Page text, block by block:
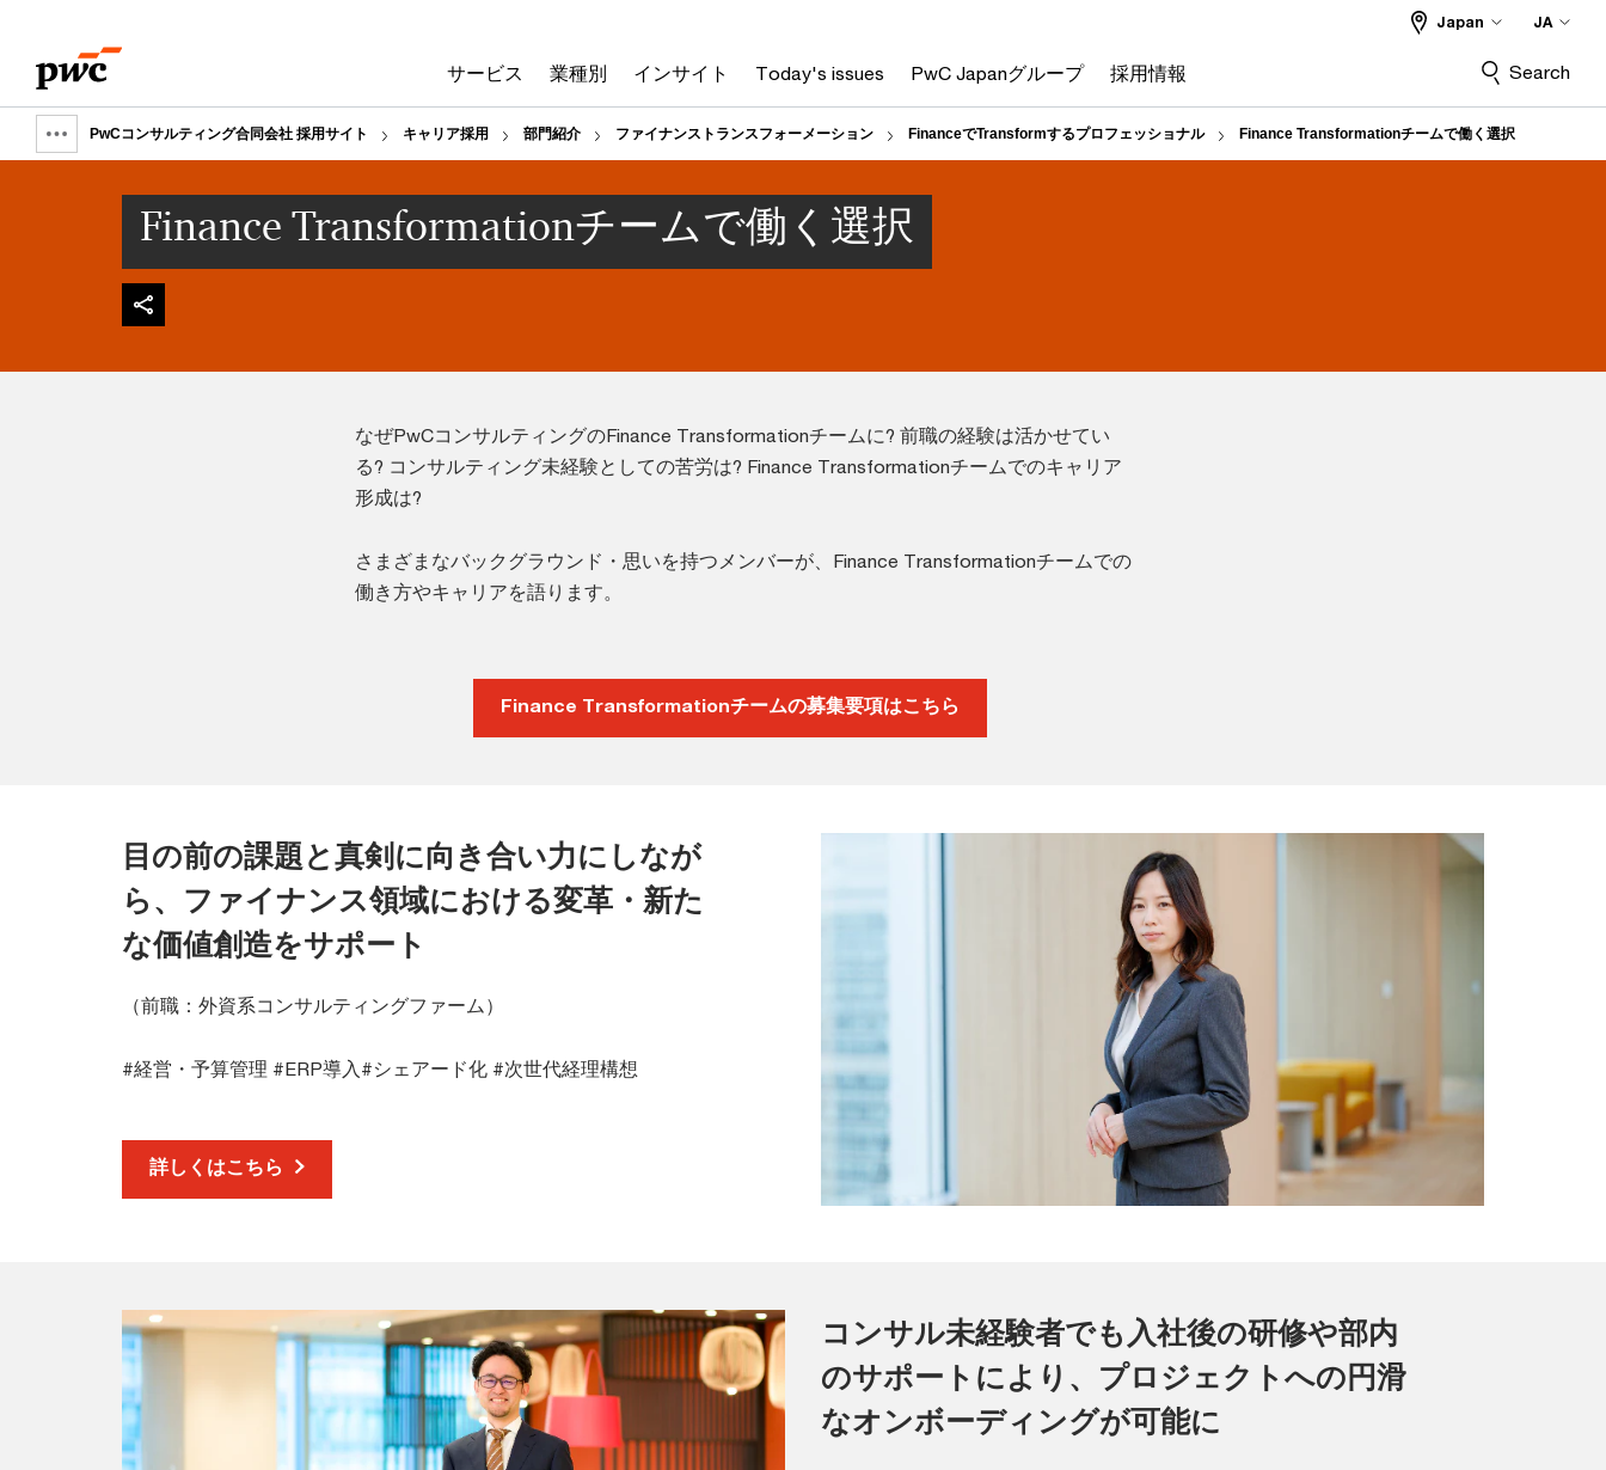
content
footer
サービス 業種別 インサイト Today's issues PwC Japanグループ 採用情報
Japan JA
Search
Show
breadcrumb
PwCコンサルティング合同会社 採用サイト キャリア採用 部門紹介 ファイナンストランスフォーメーション FinanceでTransformするプロフェッショナル Finance Transformationチームで働く選択
Finance Transformationチームで働く選択
なぜPwCコンサルティングのFinance Transformationチームに? 前職の経験は活かせてい
る? コンサルティング未経験としての苦労は? Finance Transformationチームでのキャリア
形成は?
さまざまなバックグラウンド・思いを持つメンバーが、Finance Transformationチームでの
働き方やキャリアを語ります。
Finance Transformationチームの募集要項はこちら
目の前の課題と真剣に向き合い力にしなが
ら、ファイナンス領域における変革・新た
な価値創造をサポート
（前職：外資系コンサルティングファーム）
#経営・予算管理 #ERP導入#シェアード化 #次世代経理構想
詳しくはこちら
コンサル未経験者でも入社後の研修や部内
のサポートにより、プロジェクトへの円滑
なオンボーディングが可能に